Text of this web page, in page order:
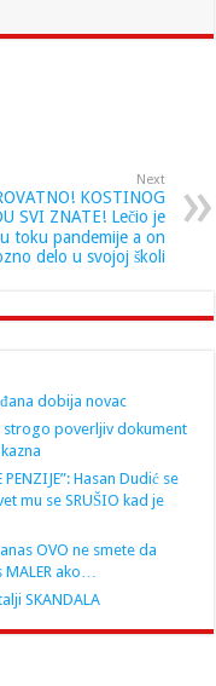
Next
KOSTINOG
SVI ZNATE! Lečio je
toku pandemije a on
delo u svojoj školi
dobija novac
strogo poverljiv dokument
Hasan Dudić se
mu se SRUŠIO kad je
OVO ne smete da
ako…
SKANDALA